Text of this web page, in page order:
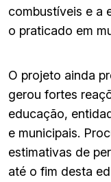
combustíveis e a
o praticado em
O projeto ainda
gerou fortes
educação,
e municipais.
estimativas de
até o fim desta